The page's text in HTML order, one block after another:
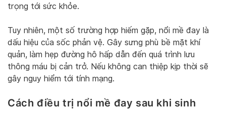
trọng tới sức khỏe.
Tuy nhiên, một số trường hợp hiếm gặp, nổi mề đay là
dấu hiệu của sốc phản vệ. Gây sưng phù bề mặt khí
quản, làm hẹp đường hô hấp dẫn đến quá trình lưu
thông máu bị cản trở. Nếu không can thiệp kịp thời sẽ
gây nguy hiểm tới tính mạng.
Cách điều trị nổi mề đay sau khi sinh